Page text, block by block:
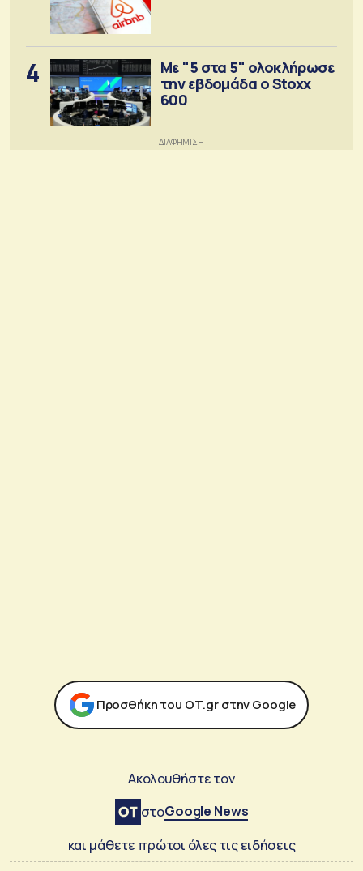
4
Με "5 στα 5" ολοκλήρωσε
την εβδομάδα ο Stoxx
600
Προσθήκη του ΟΤ.gr στην Google
Ακολουθήστε τον
στοGoogle News
και μάθετε πρώτοι όλες τις ειδήσεις